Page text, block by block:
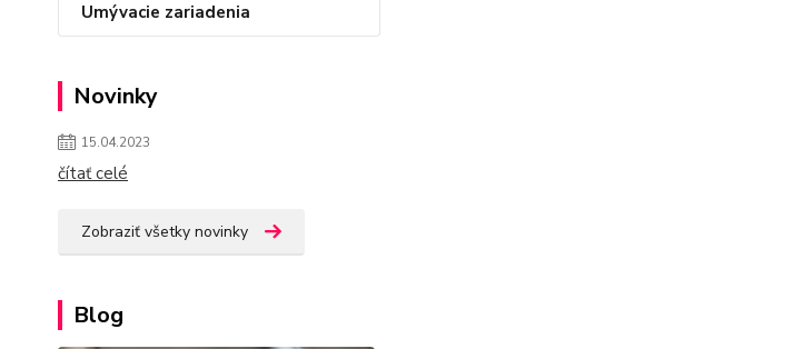
Umývacie zariadenia
Novinky
15.04.2023
čítať celé
Zobraziť všetky novinky
Blog